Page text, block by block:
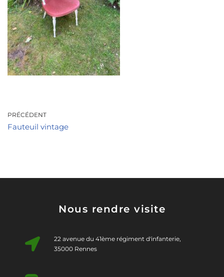
PRÉCÉDENT
Fauteuil vintage
Nous rendre visite
22 avenue du 41ème régiment d'infanterie,
35000 Rennes